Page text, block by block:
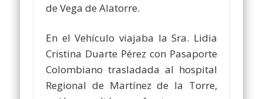
de Vega de Alatorre.
En el Vehículo viajaba la Sra. Lidia
Cristina Duarte Pérez con Pasaporte
Colombiano trasladada al hospital
Regional de Martínez de la Torre,